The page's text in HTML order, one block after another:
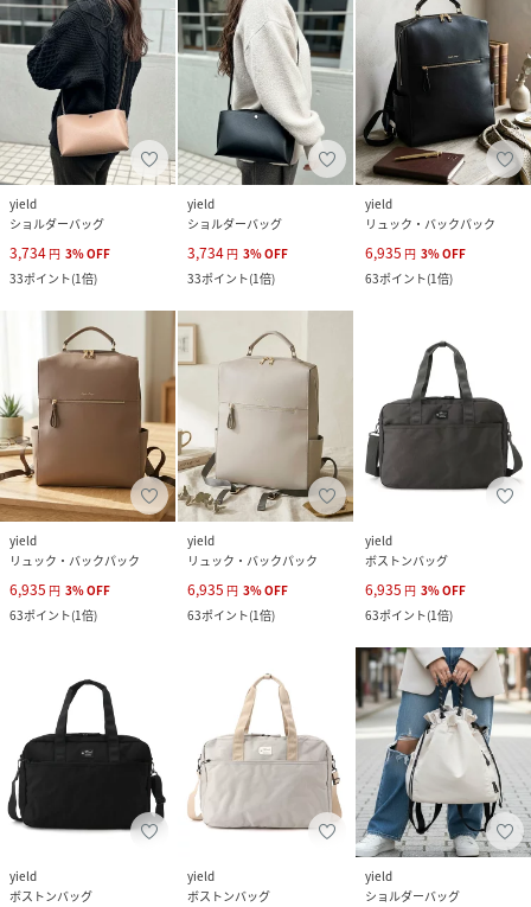
yield
ショルダーバッグ
3,734 円 3%OFF
33ポイント(1倍)
yield
ショルダーバッグ
3,734 円 3%OFF
33ポイント(1倍)
yield
リュック・バックパック
6,935 円 3%OFF
63ポイント(1倍)
yield
リュック・バックパック
6,935 円 3%OFF
63ポイント(1倍)
yield
リュック・バックパック
6,935 円 3%OFF
63ポイント(1倍)
yield
ボストンバッグ
6,935 円 3%OFF
63ポイント(1倍)
yield
ボストンバッグ
yield
ボストンバッグ
yield
ショルダーバッグ